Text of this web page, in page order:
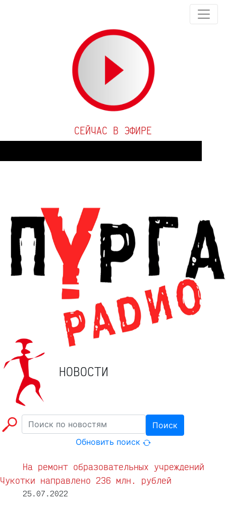
СЕЙЧАС В ЭФИРЕ
Player
НОВОСТИ
Поиск
Обновить поиск
На ремонт образовательных учреждений
Чукотки направлено 236 млн. рублей
25.07.2022